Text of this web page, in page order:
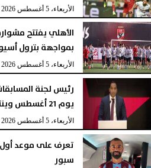
الأربعاء، 5 أغسطس 2026
الأهلي يفتتح
بمواجهة بترول
الأربعاء، 5 أغسطس 2026
رئيس لجنة
يوم 21 أغسطس وينتهى فى مايو
الأربعاء، 5 أغسطس 2026
تعرف على موعد أول
سبور